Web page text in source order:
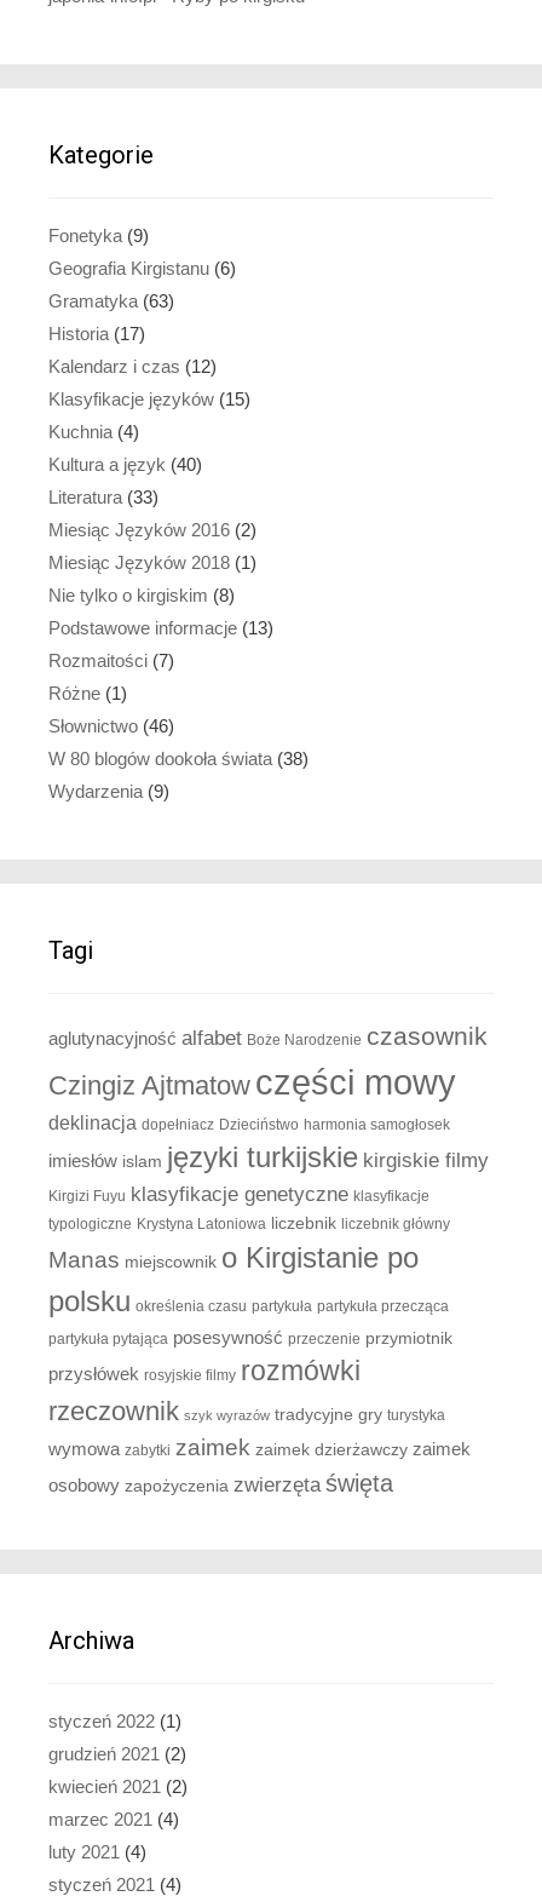
Kategorie
Fonetyka (9)
Geografia Kirgistanu (6)
Gramatyka (63)
Historia (17)
Kalendarz i czas (12)
Klasyfikacje języków (15)
Kuchnia (4)
Kultura a język (40)
Literatura (33)
Miesiąc Języków 2016 (2)
Miesiąc Języków 2018 (1)
Nie tylko o kirgiskim (8)
Podstawowe informacje (13)
Rozmaitości (7)
Różne (1)
Słownictwo (46)
W 80 blogów dookoła świata (38)
Wydarzenia (9)
Tagi
aglutynacyjność alfabet Boże Narodzenie czasownik
Czingiz Ajtmatow części mowy
deklinacja dopełniacz Dzieciństwo harmonia samogłosek
imiesłów islam języki turkijskie kirgiskie filmy
Kirgizi Fuyu klasyfikacje genetyczne klasyfikacje
typologiczne Krystyna Latoniowa liczebnik liczebnik główny
Manas miejscownik o Kirgistanie po
polsku określenia czasu partykuła partykuła przecząca
partykuła pytająca posesywność przeczenie przymiotnik
przysłówek rosyjskie filmy rozmówki
rzeczownik szyk wyrazów tradycyjne gry turystyka
wymowa zabytki zaimek zaimek dzierżawczy zaimek
osobowy zapożyczenia zwierzęta święta
Archiwa
styczeń 2022 (1)
grudzień 2021 (2)
kwiecień 2021 (2)
marzec 2021 (4)
luty 2021 (4)
styczeń 2021 (4)